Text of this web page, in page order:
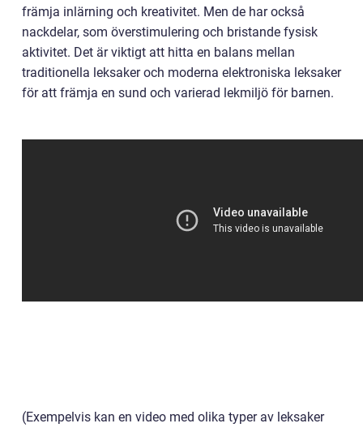
främja inlärning och kreativitet. Men de har också
nackdelar, som överstimulering och bristande fysisk
aktivitet. Det är viktigt att hitta en balans mellan
traditionella leksaker och moderna elektroniska leksaker
för att främja en sund och varierad lekmiljö för barnen.
(Exempelvis kan en video med olika typer av leksaker